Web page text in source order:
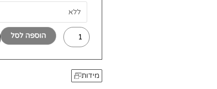
הוספה לסל
מידות